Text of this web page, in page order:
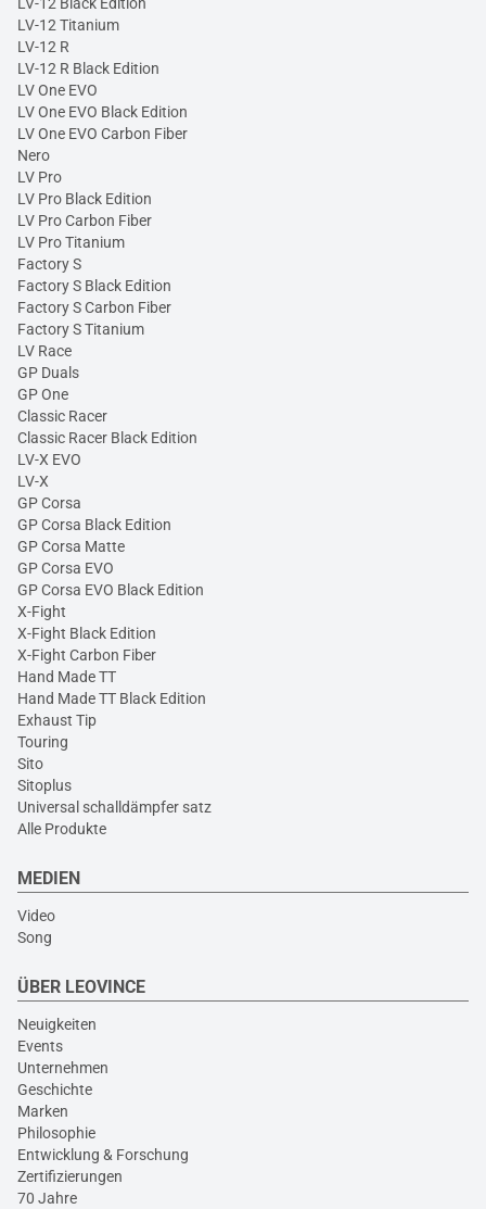
LV-12 Black Edition
LV-12 Titanium
LV-12 R
LV-12 R Black Edition
LV One EVO
LV One EVO Black Edition
LV One EVO Carbon Fiber
Nero
LV Pro
LV Pro Black Edition
LV Pro Carbon Fiber
LV Pro Titanium
Factory S
Factory S Black Edition
Factory S Carbon Fiber
Factory S Titanium
LV Race
GP Duals
GP One
Classic Racer
Classic Racer Black Edition
LV-X EVO
LV-X
GP Corsa
GP Corsa Black Edition
GP Corsa Matte
GP Corsa EVO
GP Corsa EVO Black Edition
X-Fight
X-Fight Black Edition
X-Fight Carbon Fiber
Hand Made TT
Hand Made TT Black Edition
Exhaust Tip
Touring
Sito
Sitoplus
Universal schalldämpfer satz
Alle Produkte
MEDIEN
Video
Song
ÜBER LEOVINCE
Neuigkeiten
Events
Unternehmen
Geschichte
Marken
Philosophie
Entwicklung & Forschung
Zertifizierungen
70 Jahre